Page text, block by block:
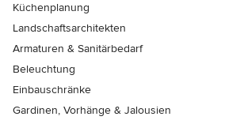
Küchenplanung
Landschaftsarchitekten
Armaturen & Sanitärbedarf
Beleuchtung
Einbauschränke
Gardinen, Vorhänge & Jalousien